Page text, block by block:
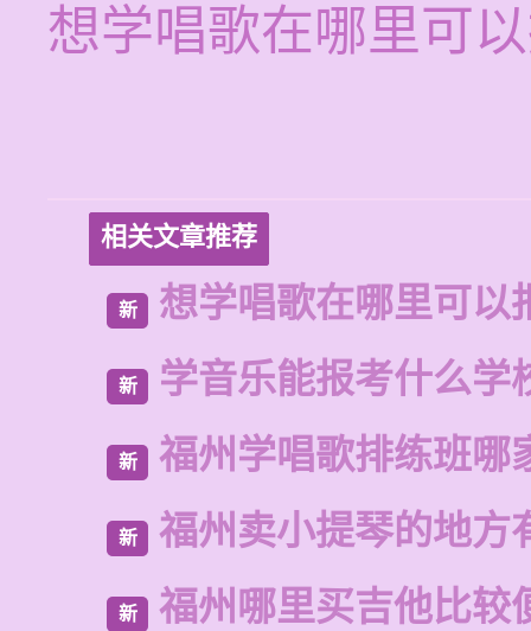
想学唱歌在哪里可
相关文章推荐
新 想学唱歌在哪里可以
新 学音乐能报考什么学
新 福州学唱歌排练班哪
新 福州卖小提琴的地方
新 福州哪里买吉他比较